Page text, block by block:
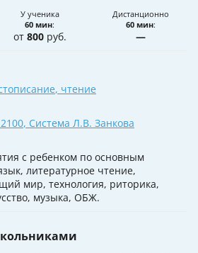
У ученика
60 мин:
от 800руб.
Дистанционно
60 мин:
—
, чтение
, Система Л.В. Занкова
с ребенком по основным
литературное чтение,
мир, технология, риторика,
музыка, ОБЖ.